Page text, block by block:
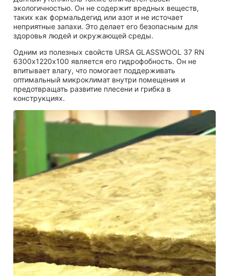
экологичностью. Он не содержит вредных веществ,
таких как формальдегид или азот и не источает
неприятные запахи. Это делает его безопасным для
здоровья людей и окружающей среды.
Одним из полезных свойств URSA GLASSWOOL 37 RN
6300х1220х100 является его гидрофобность. Он не
впитывает влагу, что помогает поддерживать
оптимальный микроклимат внутри помещения и
предотвращать развитие плесени и грибка в
конструкциях.